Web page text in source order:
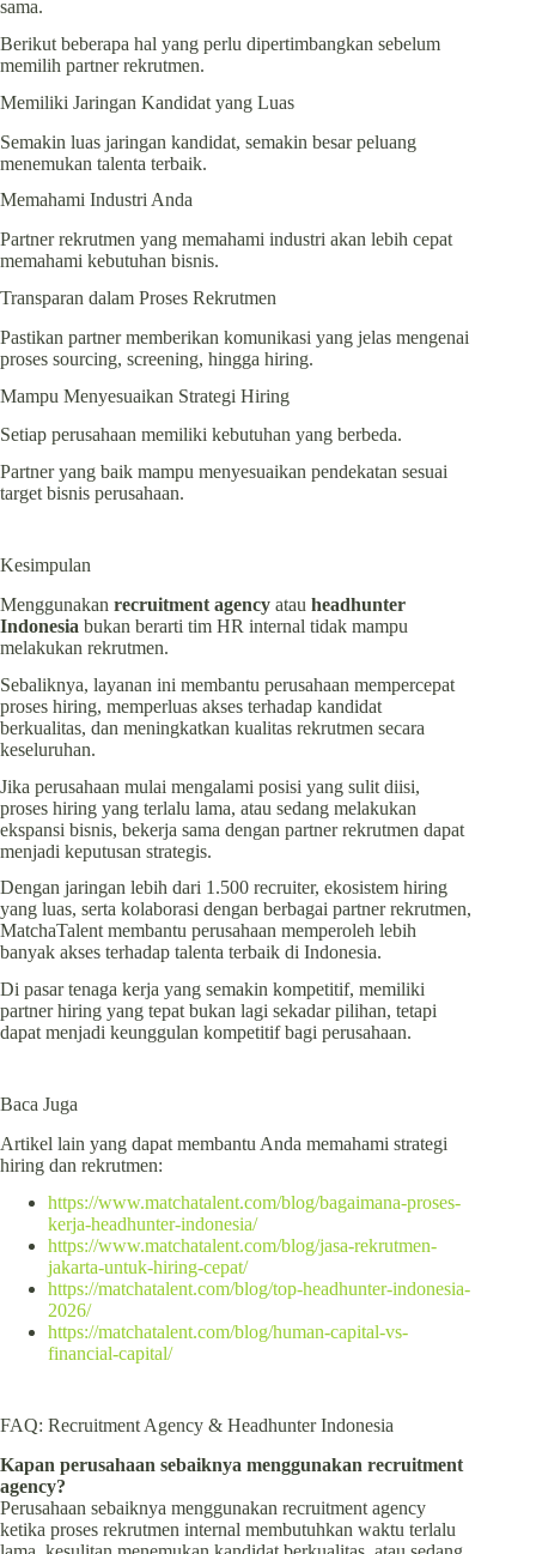
sama.
Berikut beberapa hal yang perlu dipertimbangkan sebelum
memilih partner rekrutmen.
Memiliki Jaringan Kandidat yang Luas
Semakin luas jaringan kandidat, semakin besar peluang
menemukan talenta terbaik.
Memahami Industri Anda
Partner rekrutmen yang memahami industri akan lebih cepat
memahami kebutuhan bisnis.
Transparan dalam Proses Rekrutmen
Pastikan partner memberikan komunikasi yang jelas mengenai
proses sourcing, screening, hingga hiring.
Mampu Menyesuaikan Strategi Hiring
Setiap perusahaan memiliki kebutuhan yang berbeda.
Partner yang baik mampu menyesuaikan pendekatan sesuai
target bisnis perusahaan.
Kesimpulan
Menggunakan recruitment agency atau headhunter
Indonesia bukan berarti tim HR internal tidak mampu
melakukan rekrutmen.
Sebaliknya, layanan ini membantu perusahaan mempercepat
proses hiring, memperluas akses terhadap kandidat
berkualitas, dan meningkatkan kualitas rekrutmen secara
keseluruhan.
Jika perusahaan mulai mengalami posisi yang sulit diisi,
proses hiring yang terlalu lama, atau sedang melakukan
ekspansi bisnis, bekerja sama dengan partner rekrutmen dapat
menjadi keputusan strategis.
Dengan jaringan lebih dari 1.500 recruiter, ekosistem hiring
yang luas, serta kolaborasi dengan berbagai partner rekrutmen,
MatchaTalent membantu perusahaan memperoleh lebih
banyak akses terhadap talenta terbaik di Indonesia.
Di pasar tenaga kerja yang semakin kompetitif, memiliki
partner hiring yang tepat bukan lagi sekadar pilihan, tetapi
dapat menjadi keunggulan kompetitif bagi perusahaan.
Baca Juga
Artikel lain yang dapat membantu Anda memahami strategi
hiring dan rekrutmen:
https://www.matchatalent.com/blog/bagaimana-proses-
kerja-headhunter-indonesia/
https://www.matchatalent.com/blog/jasa-rekrutmen-
jakarta-untuk-hiring-cepat/
https://matchatalent.com/blog/top-headhunter-indonesia-
2026/
https://matchatalent.com/blog/human-capital-vs-
financial-capital/
FAQ: Recruitment Agency & Headhunter Indonesia
Kapan perusahaan sebaiknya menggunakan recruitment
agency?
Perusahaan sebaiknya menggunakan recruitment agency
ketika proses rekrutmen internal membutuhkan waktu terlalu